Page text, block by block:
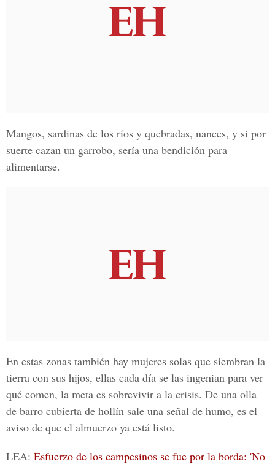
Mangos, sardinas de los ríos y quebradas, nances, y si por
suerte cazan un garrobo, sería una bendición para
alimentarse.
En estas zonas también hay mujeres solas que siembran la
tierra con sus hijos, ellas cada día se las ingenian para ver
qué comen, la meta es sobrevivir a la crisis. De una olla
de barro cubierta de hollín sale una señal de humo, es el
aviso de que el almuerzo ya está listo.
LEA: Esfuerzo de los campesinos se fue por la borda: 'No